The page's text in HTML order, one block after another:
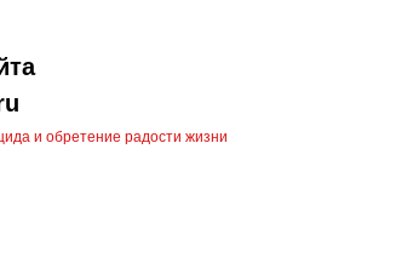
и обретение радости жизни